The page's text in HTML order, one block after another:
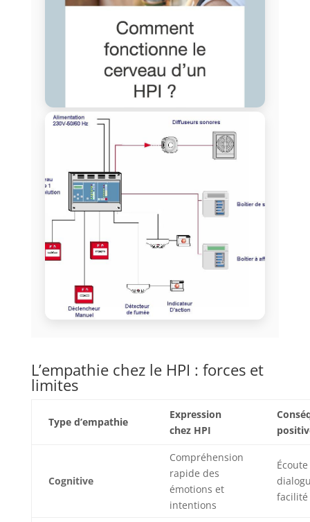
L’empathie chez le HPI : forces et
limites
Type d’empathie
Expression
chez HPI
Cognitive
Compréhension
rapide des
émotions et
intentions
facilité